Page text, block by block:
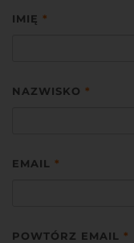
IMIĘ *
NAZWISKO *
EMAIL *
POWTÓRZ EMAIL *